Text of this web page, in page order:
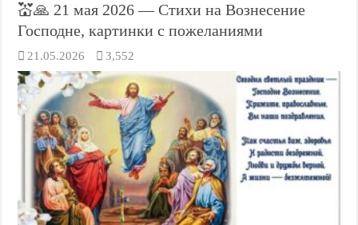
💒🙏 21 мая 2026 — Стихи на Вознесение
Господне, картинки с пожеланиями
21.05.2026 3,552